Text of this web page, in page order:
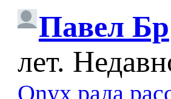
Павел Бр
лет.
Onyx рада